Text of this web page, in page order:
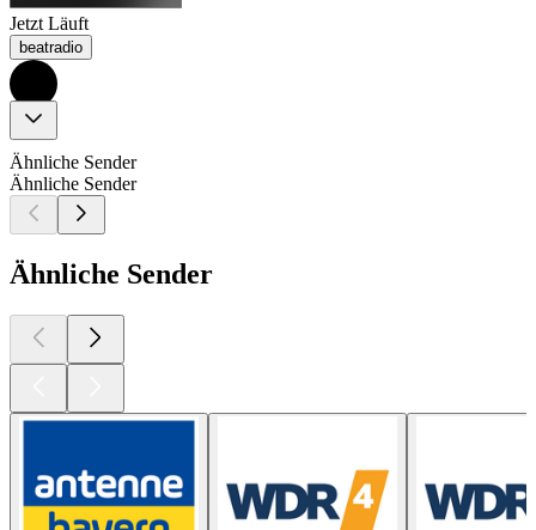
Jetzt Läuft
beatradio
Ähnliche Sender
Ähnliche Sender
Ähnliche Sender